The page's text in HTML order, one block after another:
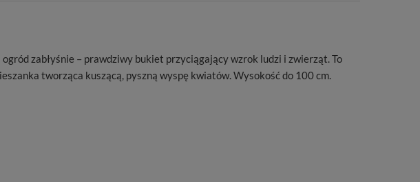
zabłyśnie – prawdziwy bukiet przyciągający wzrok ludzi i zwierząt. To
tworząca kuszącą, pyszną wyspę kwiatów. Wysokość do 100 cm.